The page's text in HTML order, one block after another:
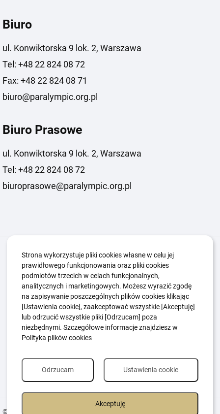
Biuro
ul. Konwiktorska 9 lok. 2, Warszawa
Tel: +48 22 824 08 72
Fax: +48 22 824 08 71
biuro@paralympic.org.pl
Biuro Prasowe
ul. Konwiktorska 9 lok. 2, Warszawa
Tel: +48 22 824 08 72
biuroprasowe@paralympic.org.pl
Igrzyska Paralimpijskie O nas
Kwalifikacje ZSK
Kluby Aktualności
Edukacja
Guttmanny Kontakt
Polityka Ochrony Dzieci
Sygnaliści
Polityka plików cookie
© 2026 All Rights Reserved.
Strona wykorzystuje pliki cookies własne w celu jej
prawidłowego funkcjonowania oraz pliki cookies
podmiotów trzecich w celach funkcjonalnych,
analitycznych i marketingowych. Możesz wyrazić zgodę
na zapisywanie poszczególnych plików cookies klikając
[Ustawienia cookie], zaakceptować wszystkie [Akceptuję]
lub odrzucić wszystkie pliki [Odrzucam] poza
niezbędnymi. Szczegółowe informacje znajdziesz w
Polityka plików cookies
Akceptuję
Ustawienia cookie
Odrzucam